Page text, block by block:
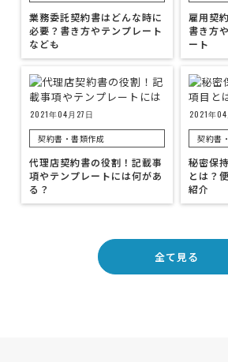
業務委託契約書はどんな時に
必要？書き方やテンプレート
なども
雇用契
書き方
ート
2021年04月27日
契約書・書類作成
代理店契約書の役割！記載事
項やテンプレートには何があ
る？
2021年
契約書
秘密保
とは？
紹介
全て見る